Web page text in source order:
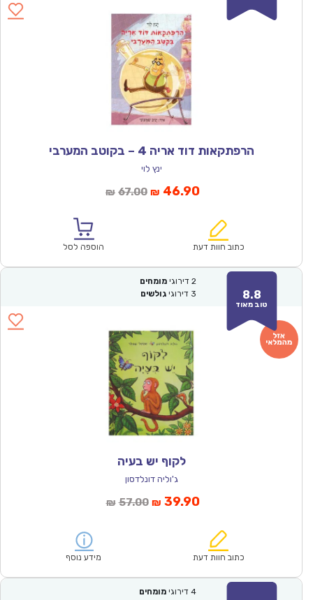
הרפתקאות דוד אריה 4 – בקוטב המערבי
ינץ לוי
₪ 67.00המחיר
₪67.00.
₪ 46.90המחיר
הוא:
כתוב חוות דעת הוספה לסל
8.8
טוב מאוד
2 דירוגי מומחים
3 דירוגי גולשים
לקוף יש בעיה
ג'וליה דונלדסון
₪ 57.00המחיר
₪57.00.
₪ 39.90המחיר
הוא:
כתוב חוות דעת מידע נוסף
4 דירוגי מומחים